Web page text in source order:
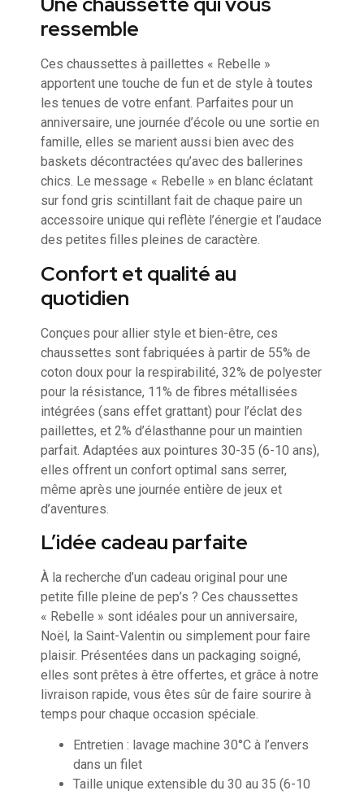
ressemble
Ces chaussettes à paillettes « Rebelle »
apportent une touche de fun et de style à toutes
les tenues de votre enfant. Parfaites pour un
anniversaire, une journée d’école ou une sortie en
famille, elles se marient aussi bien avec des
baskets décontractées qu’avec des ballerines
chics. Le message « Rebelle » en blanc éclatant
sur fond gris scintillant fait de chaque paire un
accessoire unique qui reflète l’énergie et l’audace
des petites filles pleines de caractère.
Confort et qualité au
quotidien
Conçues pour allier style et bien-être, ces
chaussettes sont fabriquées à partir de 55% de
coton doux pour la respirabilité, 32% de polyester
pour la résistance, 11% de fibres métallisées
intégrées (sans effet grattant) pour l’éclat des
paillettes, et 2% d’élasthanne pour un maintien
parfait. Adaptées aux pointures 30-35 (6-10 ans),
elles offrent un confort optimal sans serrer,
même après une journée entière de jeux et
d’aventures.
L’idée cadeau parfaite
À la recherche d’un cadeau original pour une
petite fille pleine de pep’s ? Ces chaussettes
« Rebelle » sont idéales pour un anniversaire,
Noël, la Saint-Valentin ou simplement pour faire
plaisir. Présentées dans un packaging soigné,
elles sont prêtes à être offertes, et grâce à notre
livraison rapide, vous êtes sûr de faire sourire à
temps pour chaque occasion spéciale.
Entretien : lavage machine 30°C à l’envers
dans un filet
Taille unique extensible du 30 au 35 (6-10